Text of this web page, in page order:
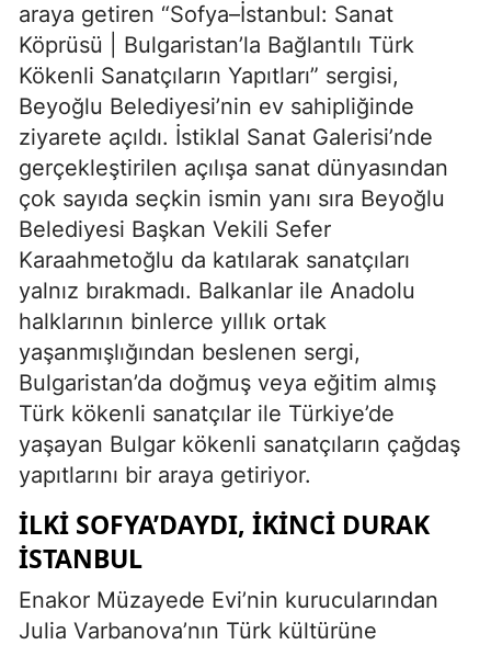
araya getiren “Sofya–İstanbul: Sanat
Köprüsü | Bulgaristan’la Bağlantılı Türk
Kökenli Sanatçıların Yapıtları” sergisi,
Beyoğlu Belediyesi’nin ev sahipliğinde
ziyarete açıldı. İstiklal Sanat Galerisi’nde
gerçekleştirilen açılışa sanat dünyasından
çok sayıda seçkin ismin yanı sıra Beyoğlu
Belediyesi Başkan Vekili Sefer
Karaahmetoğlu da katılarak sanatçıları
yalnız bırakmadı. Balkanlar ile Anadolu
halklarının binlerce yıllık ortak
yaşanmışlığından beslenen sergi,
Bulgaristan’da doğmuş veya eğitim almış
Türk kökenli sanatçılar ile Türkiye’de
yaşayan Bulgar kökenli sanatçıların çağdaş
yapıtlarını bir araya getiriyor.
İLKİ SOFYA’DAYDI, İKİNCİ DURAK
İSTANBUL
Enakor Müzayede Evi’nin kurucularından
Julia Varbanova’nın Türk kültürüne